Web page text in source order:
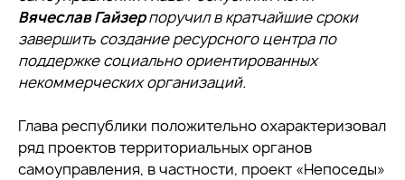
Вячеслав Гайзерпоручил в кратчайшие сроки
завершить создание ресурсного центра по
поддержке социально ориентированных
некоммерческих организаций.
Глава республики положительно охарактеризовал
ряд проектов территориальных органов
самоуправления, в частности, проект «Непоседы»